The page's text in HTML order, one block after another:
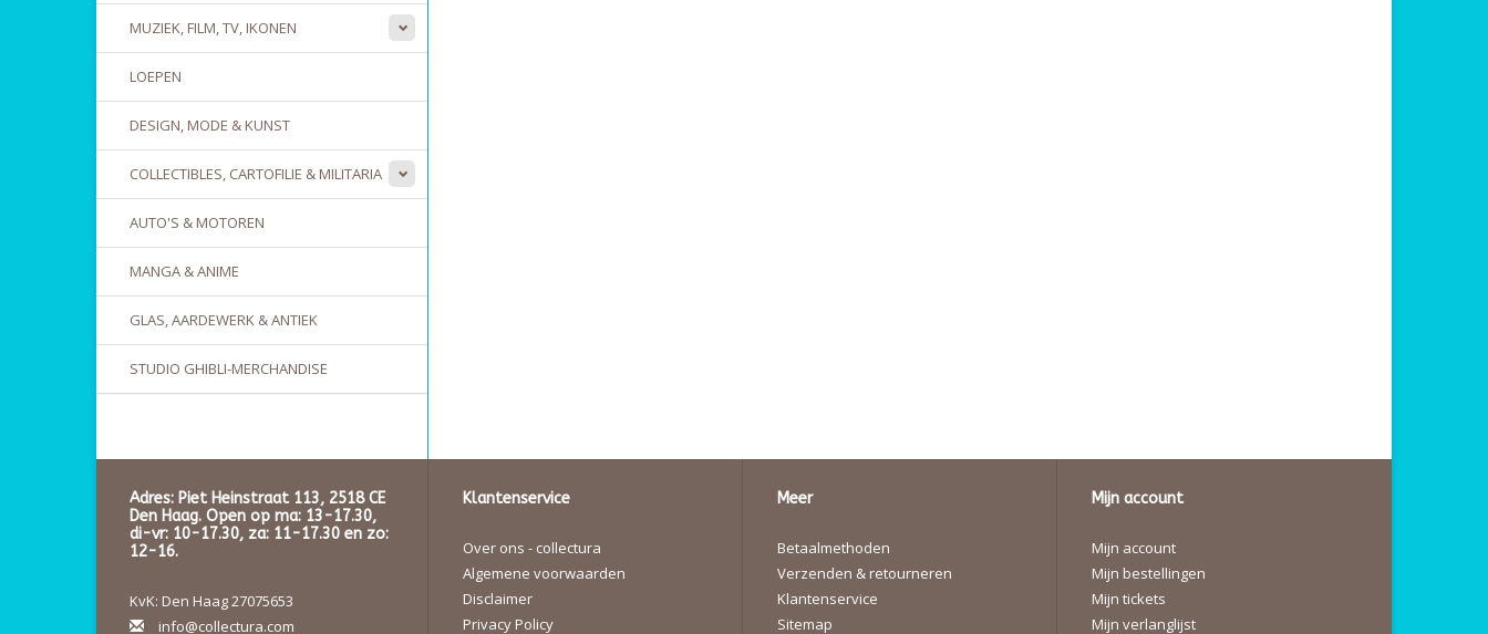
MUZIEK, FILM, TV, IKONEN
LOEPEN
DESIGN, MODE & KUNST
COLLECTIBLES, CARTOFILIE & MILITARIA
AUTO'S & MOTOREN
MANGA & ANIME
GLAS, AARDEWERK & ANTIEK
STUDIO GHIBLI-MERCHANDISE
Adres: Piet Heinstraat 113, 2518 CE
Den Haag. Open op ma: 13-17.30,
di-vr: 10-17.30, za: 11-17.30 en zo:
12-16.
KvK: Den Haag 27075653
info@collectura.com
Klantenservice
Over ons - collectura
Algemene voorwaarden
Disclaimer
Privacy Policy
Meer
Betaalmethoden
Verzenden & retourneren
Klantenservice
Sitemap
Mijn account
Mijn account
Mijn bestellingen
Mijn tickets
Mijn verlanglijst